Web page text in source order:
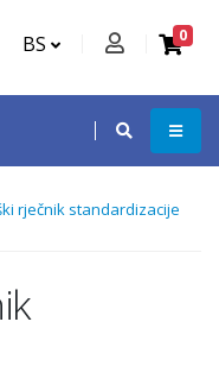
BS 0
rječnik standardizacije